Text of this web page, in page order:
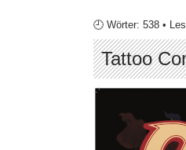
🕘 Wörter: 538 •
Tattoo